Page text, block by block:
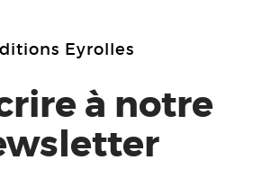
Eyrolles
à notre